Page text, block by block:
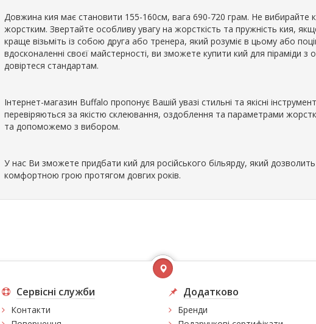
Довжина кия має становити 155-160см, вага 690-720 грам. Не вибирайте
жорстким. Звертайте особливу увагу на жорсткість та пружність кия,
краще візьміть із собою друга або тренера, який розуміє в цьому або
вдосконаленні своєї майстерності, ви зможете купити кий для піраміди
довіртеся стандартам.
Інтернет-магазин Buffalo пропонує Вашій увазі стильні та якісні
перевіряються за якістю склеювання, оздоблення та параметрами
та допоможемо з вибором.
У нас Ви зможете придбати кий для російського більярду, який
комфортною грою протягом довгих років.
Сервісні служби
Контакти
Додатково
Бренди